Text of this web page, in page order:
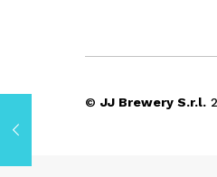
© JJ Brewery S.r.l.